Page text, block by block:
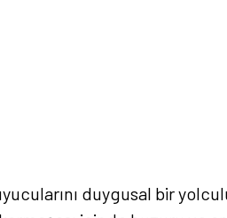
duygusal bir